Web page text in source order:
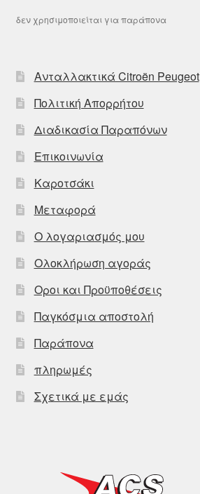
δεν χρησιμοποιείται για παράπονα
Ανταλλακτικά Citroën Peugeot
Πολιτική Απορρήτου
Διαδικασία Παραπόνων
Επικοινωνία
Καροτσάκι
Μεταφορά
Ο λογαριασμός μου
Ολοκλήρωση αγοράς
Οροι και Προϋποθέσεις
Παγκόσμια αποστολή
Παράπονα
πληρωμές
Σχετικά με εμάς